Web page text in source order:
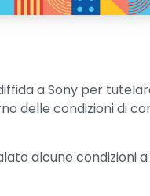
a Sony per
delle condizioni di
alcune condizioni